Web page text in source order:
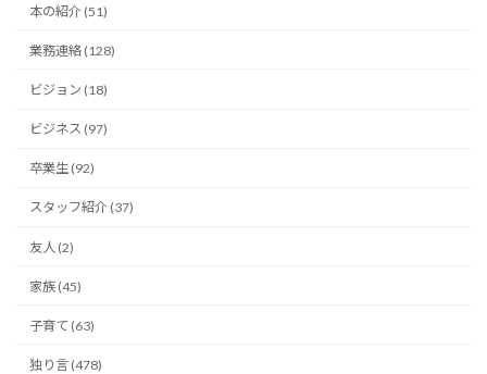
本の紹介 (51)
業務連絡 (128)
ビジョン (18)
ビジネス (97)
卒業生 (92)
スタッフ紹介 (37)
友人 (2)
家族 (45)
子育て (63)
独り言 (478)